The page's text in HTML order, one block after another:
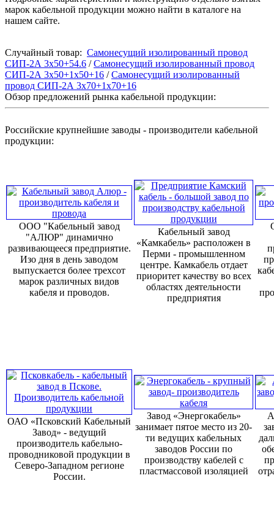
марок кабельной продукции можно найти в каталоге на
нашем сайте.
Случайный товар: Самонесущий изолированный провод
СИП-2А 3х50+54.6 /Самонесущий изолированный провод
СИП-2А 3х50+1х50+16 /Самонесущий изолированный
провод СИП-2А 3х70+1х70+16
Обзор предложений рынка кабельной продукции:
Российские крупнейшие заводы - производители кабельной
продукции:
ООО "Кабельный завод
"АЛЮР" динамично
развивающееся предприятие.
Изо дня в день заводом
выпускается более трехсот
марок различных видов
кабеля и проводов.
Кабельный завод
«Камкабель» расположен в
Перми - промышленном
центре. Камкабель отдает
приоритет качеству во всех
областях деятельности
предприятия
ОАО «Псковский Кабельный
Завод» - ведущий
производитель кабельно-
проводниковой продукции в
Северо-Западном регионе
России.
Завод «Энергокабель»
занимает пятое место из 20-
ти ведущих кабельных
заводов России по
производству кабелей с
пластмассовой изоляцией